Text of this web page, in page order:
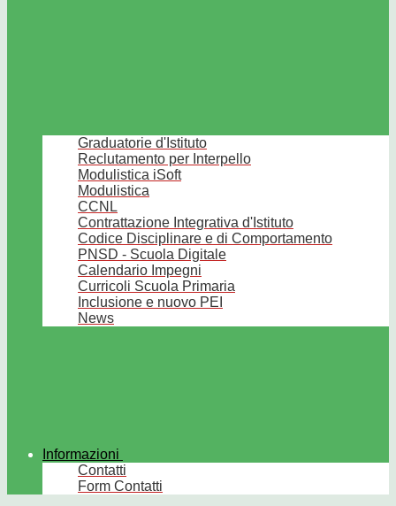
Graduatorie d'Istituto
Reclutamento per Interpello
Modulistica iSoft
Modulistica
CCNL
Contrattazione Integrativa d'Istituto
Codice Disciplinare e di Comportamento
PNSD - Scuola Digitale
Calendario Impegni
Curricoli Scuola Primaria
Inclusione e nuovo PEI
News
Informazioni
Contatti
Form Contatti